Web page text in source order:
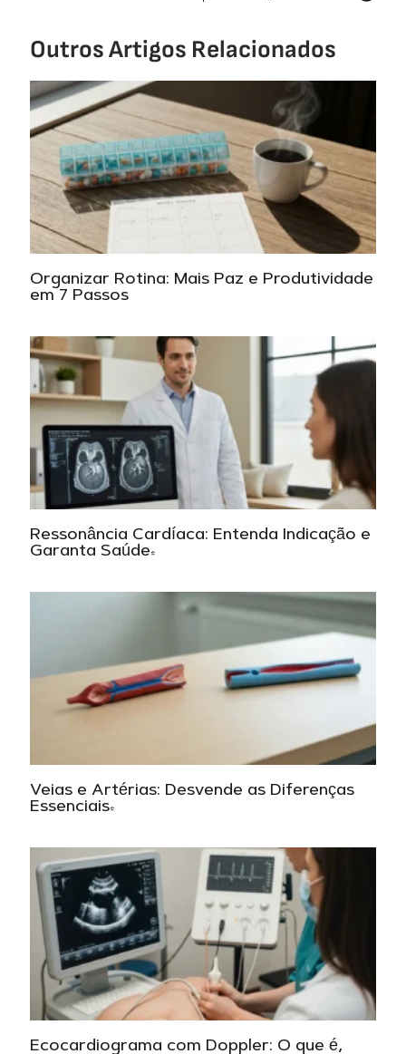
Outros Artigos Relacionados
Organizar Rotina: Mais Paz e Produtividade
em 7 Passos
Ressonância Cardíaca: Entenda Indicação e
Garanta Saúde!
Veias e Artérias: Desvende as Diferenças
Essenciais!
Ecocardiograma com Doppler: O que é,